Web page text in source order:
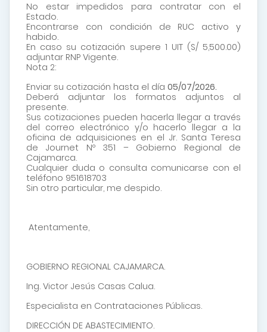
No estar impedidos para contratar con el
Estado.
Encontrarse con condición de RUC activo y
habido.
En caso su cotización supere 1 UIT (S/ 5,500.00)
adjuntar RNP Vigente.
Nota 2:
Enviar su cotización hasta el día 05/07/2026.
Deberá adjuntar los formatos adjuntos al
presente.
Sus cotizaciones pueden hacerla llegar a través
del correo electrónico y/o hacerlo llegar a la
oficina de adquisiciones en el Jr. Santa Teresa
de Journet Nº 351 – Gobierno Regional de
Cajamarca.
Cualquier duda o consulta comunicarse con el
teléfono 951618703
Sin otro particular, me despido.
Atentamente,
GOBIERNO REGIONAL CAJAMARCA.
Ing. Victor Jesús Casas Calua.
Especialista en Contrataciones Públicas.
DIRECCIÓN DE ABASTECIMIENTO.